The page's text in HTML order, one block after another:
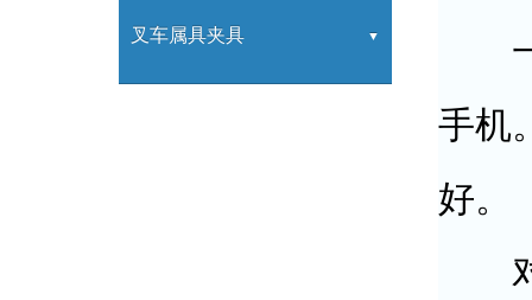
叉车属具
叉车属具夹具
一
手机
好。
对